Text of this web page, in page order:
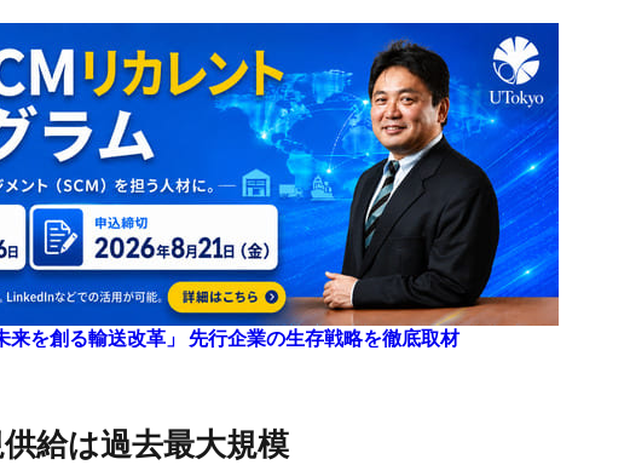
来を創る輸送改革」 先行企業の生存戦略を徹底取材
供給は過去最大規模